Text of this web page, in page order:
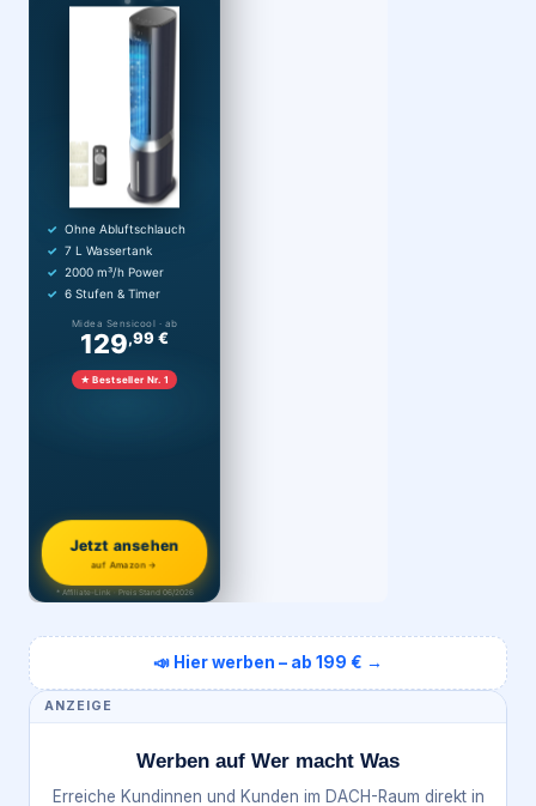
Ohne Abluftschlauch
7 L Wassertank
2000 m³/h Power
6 Stufen & Timer
Midea Sensicool · ab
129,99 €
★ Bestseller Nr. 1
Jetzt ansehen
auf Amazon →
* Affiliate-Link · Preis Stand 06/2026
📣 Hier werben – ab 199 € →
ANZEIGE
Werben auf Wer macht Was
Erreiche Kundinnen und Kunden im DACH-Raum direkt in